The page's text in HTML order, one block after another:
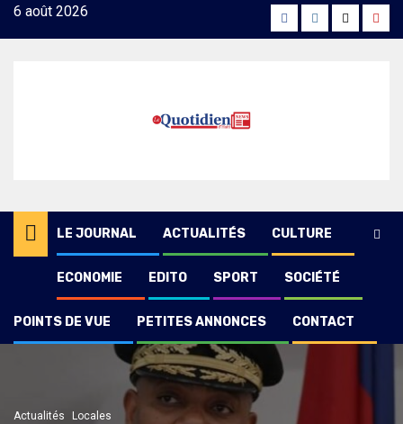
Skip6 août 2026 FacebookInstagram
Twitter
LE JOURNAL ACTUALITÉS CULTURE
ECONOMIE EDITO SPORT SOCIÉTÉ
POINTS DE VUE PETITES ANNONCES CONTACT
Actualités Locales